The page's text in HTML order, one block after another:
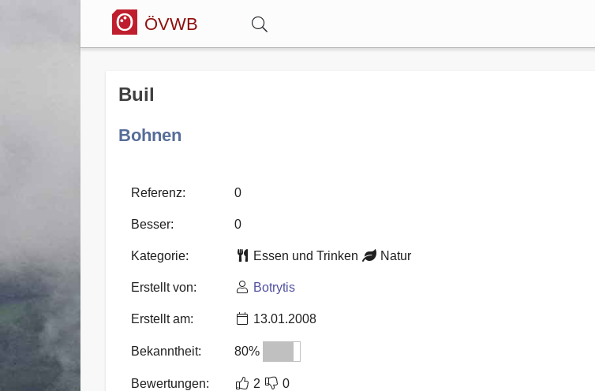
ÖVWB
Wörterbuch
Blog
Buil
Bohnen
Referenz: 0
Besser: 0
Kategorie: Essen und Trinken Natur
Erstellt von: Botrytis
Erstellt am: 13.01.2008
Bekanntheit: 80%
Bewertungen: 2 0